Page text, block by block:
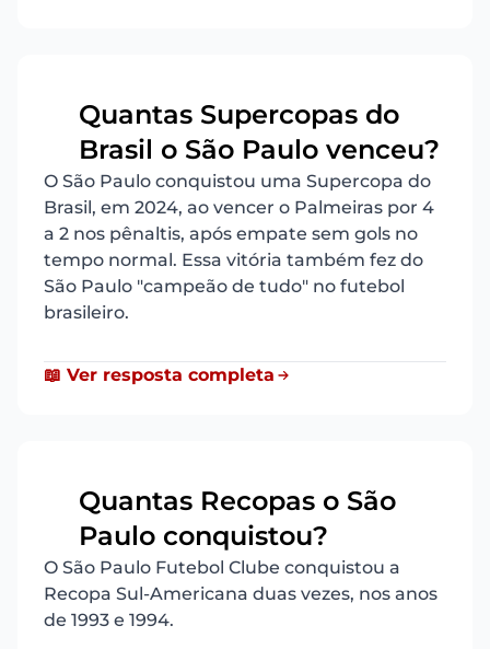
Quantas Supercopas do
Brasil o São Paulo venceu?
O São Paulo conquistou uma Supercopa do
Brasil, em 2024, ao vencer o Palmeiras por 4
a 2 nos pênaltis, após empate sem gols no
tempo normal. Essa vitória também fez do
São Paulo "campeão de tudo" no futebol
brasileiro.
📖 Ver resposta completa
Quantas Recopas o São
Paulo conquistou?
O São Paulo Futebol Clube conquistou a
Recopa Sul-Americana duas vezes, nos anos
de 1993 e 1994.